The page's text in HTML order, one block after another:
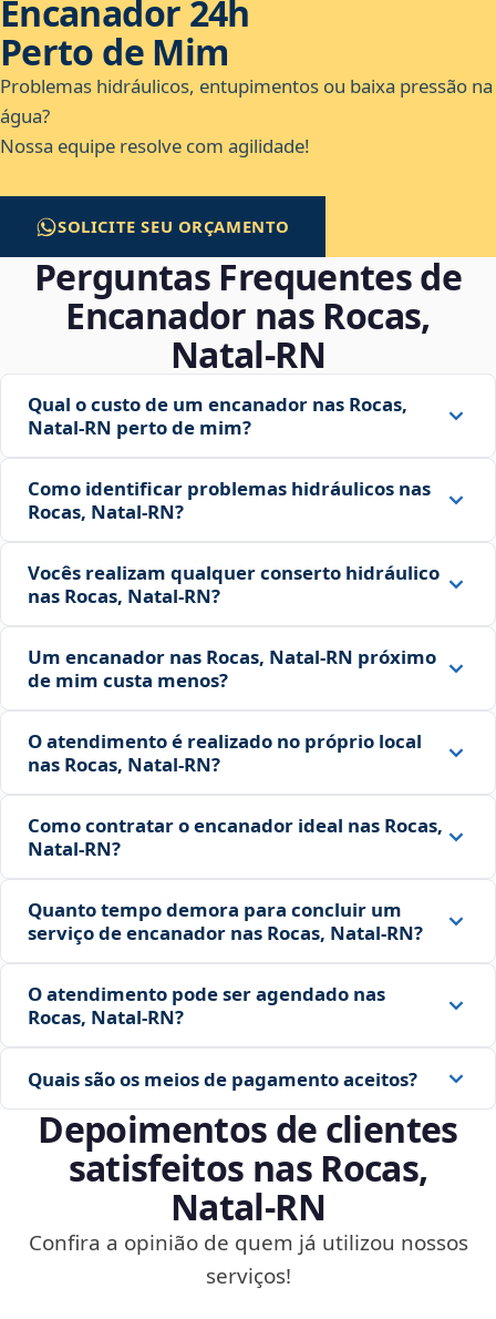
Encanador 24h
Perto de Mim
Problemas hidráulicos, entupimentos ou baixa pressão na
água?
Nossa equipe resolve com agilidade!
SOLICITE SEU ORÇAMENTO
Perguntas Frequentes de
Encanador nas Rocas,
Natal‑RN
Qual o custo de um encanador nas Rocas,
Natal‑RN perto de mim?
Como identificar problemas hidráulicos nas
Rocas, Natal‑RN?
Vocês realizam qualquer conserto hidráulico
nas Rocas, Natal‑RN?
Um encanador nas Rocas, Natal‑RN próximo
de mim custa menos?
O atendimento é realizado no próprio local
nas Rocas, Natal‑RN?
Como contratar o encanador ideal nas Rocas,
Natal‑RN?
Quanto tempo demora para concluir um
serviço de encanador nas Rocas, Natal‑RN?
O atendimento pode ser agendado nas
Rocas, Natal‑RN?
Quais são os meios de pagamento aceitos?
Depoimentos de clientes
satisfeitos nas Rocas,
Natal‑RN
Confira a opinião de quem já utilizou nossos
serviços!